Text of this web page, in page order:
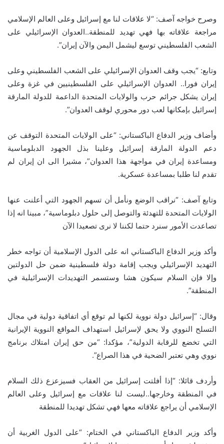
وصرح خواجه آصف: “لا علاقات لنا مع إسرائيل وعلى العالم الإسلامي
مراجعة علاقاته بها فهي تهديد للمنطقة..العدوان الإسرائيلي على
الشعب الفلسطيني توسع ليشمل اليمن والآن إيران”.
وتابع: “يجب وقف العدوان الإسرائيلي على الشعب الفلسطيني وعلى
إيران فورا.. العدوان الإسرائيلي على الفلسطينيين في غزة وعلى
إيران يشكل جرائم حرب والولايات المتحدة الداعمة للدولة المارقة
إسرائيل بإمكانها لعب دور محوري لوقف العدوان”.
وأضاف وزير الدفاع الباكستاني: “على الولايات المتحدة التوقف عن
دعم الدولة المارقة إسرائيل وعلينا بذل الجهود الدبلوماسية
ومساعدة إيران في مواجهة هذا العدوان”، مشيرا الى ان إيران لم
تقدم لنا طلبا بمساعدة عسكرية.
وتابع آصف: “نراقب الوضع ونأمل أن تسهم الجهود التي أعلنت عنها
الولايات المتحدة للتهدئة والتوصل إلى حلول دبلوماسية”، مبينا انه إذا
تصاعدت الأمور سنرد حتما لكننا لا نرى تصعيدا الآن
وأكد وزير الدفاع الباكستاني انه على الدول الإسلامية أن تواجه خطر
التهديد الإسرائيلي ويجب إقامة دولة فلسطينية ضمن حل الدولتين
وإلا فإن السلام سيكون هشا وستسمر التهديدات الإسرائيلية في
المنطقة”.
وقال: “إسرائيل دولة نووية لكنها لم توقع أي اتفاقية دولية في مجال
التسلح النووي ولا يحق لإسرائيل استهداف المواقع النووية الإيرانية
التي تخضع للرقابة الدولية”، مؤكدا: “من حق إيران امتلاك برنامج
نووي وهي تعتبر الضحية في هذا الصراع”.
وأردف قائلا: “إذا أفلتت إسرائيل من العقاب فسيزعزع ذلك السلام
في المنطقة وخارجها..ليست لنا علاقات مع إسرائيل وعلى العالم
الإسلامي أن يراجع علاقاته معها فهي تشكل تهديدا للمنطقة
وأكد وزير الدفاع الباكستاني في الختام: “على الدول الغربية أن